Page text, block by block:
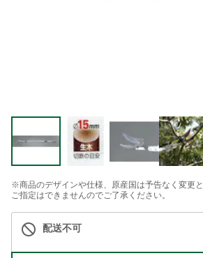
※商品のデザインや仕様、原産国は予告なく変更と
ご指定はできませんのでご了承ください。
配送不可